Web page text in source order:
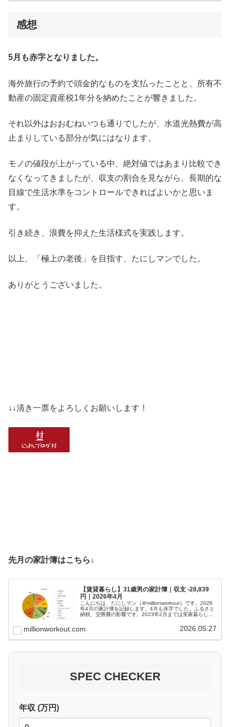
感想
5月も赤字となりました。
海外旅行の予約で頭金的なものを支払ったことと、所有不
動産の固定資産税1年分を納めたことが響きました。
それ以外はおおむねいつも通りでしたが、水道光熱費が高
止まりしている部分が気にはなります。
モノの値段が上がっている中、絶対値ではあまり比較でき
なくなってきましたが、収支の割合を見ながら、長期的な
目線で生活水準をコントロールできればよいかと思いま
す。
引き続き、浪費を抑えた生活様式を実践します。
以上、「極上の老後」を目指す、たにしマンでした。
ありがとうございました。
↓↓清き一票をよろしくお願いします！
先月の家計簿はこちら↓
【賃貸暮らし】31歳男の家計簿｜収支 -28,839
円｜2026年4月
こんにちは、たにしマン（＠millionworkout）です。2026
年4月の家計簿を記録します。4月も赤字でした。ふるさと
納税、交際費の影響です。2023年2月までは実家暮らしパ
millionworkout.com 2026.05.27
SPEC CHECKER
年収 (万円)